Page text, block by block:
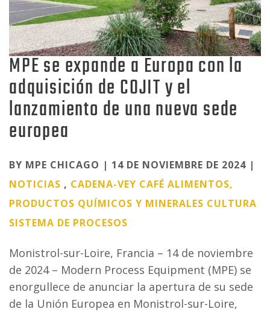
MPE se expande a Europa con la
adquisición de COJIT y el
lanzamiento de una nueva sede
europea
Categories
BY MPE CHICAGO | 14 DE NOVIEMBRE DE 2024 |
NOTICIAS , CADENA-VEY CAFÉ ALIMENTOS,
PRODUCTOS QUÍMICOS Y MINERALES CULTURA
SISTEMA DE PROCESOS
Monistrol-sur-Loire, Francia – 14 de noviembre
de 2024 – Modern Process Equipment (MPE) se
enorgullece de anunciar la apertura de su sede
de la Unión Europea en Monistrol-sur-Loire,